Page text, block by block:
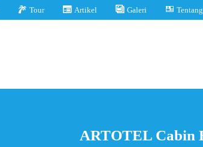
Tour Artikel Galeri
ARTOTEL Cabin